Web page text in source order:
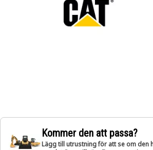
Kommer den att passa?
Lägg till utrustning för att se om den